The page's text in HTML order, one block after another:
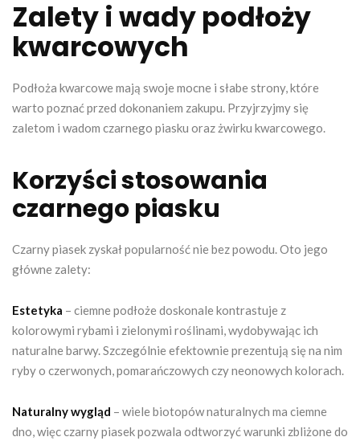
Zalety i wady podłoży
kwarcowych
Podłoża kwarcowe mają swoje mocne i słabe strony, które
warto poznać przed dokonaniem zakupu. Przyjrzyjmy się
zaletom i wadom czarnego piasku oraz żwirku kwarcowego.
Korzyści stosowania
czarnego piasku
Czarny piasek zyskał popularność nie bez powodu. Oto jego
główne zalety:
Estetyka – ciemne podłoże doskonale kontrastuje z
kolorowymi rybami i zielonymi roślinami, wydobywając ich
naturalne barwy. Szczególnie efektownie prezentują się na nim
ryby o czerwonych, pomarańczowych czy neonowych kolorach.
Naturalny wygląd – wiele biotopów naturalnych ma ciemne
dno, więc czarny piasek pozwala odtworzyć warunki zbliżone do